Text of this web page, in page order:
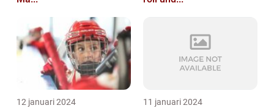
12 januari 2024 11 januari 2024